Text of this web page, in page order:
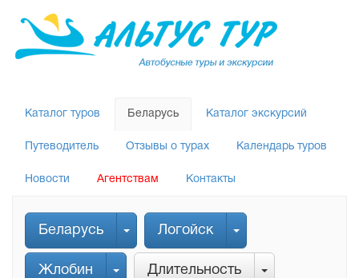
Каталог туров Беларусь Каталог экскурсий
Путеводитель Отзывы о турах Календарь туров
Новости Агентствам Контакты
Беларусь Логойск
Жлобин Длительность